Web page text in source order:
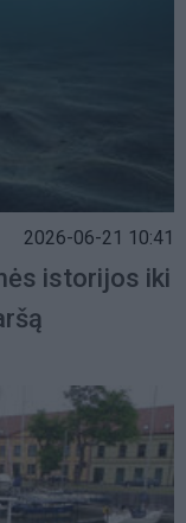
2026-06-21 10:41
istorijos iki